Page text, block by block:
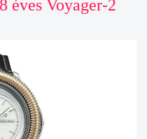
éves Voyager-2